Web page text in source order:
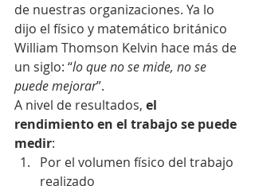
de nuestras organizaciones. Ya lo
dijo el físico y matemático británico
William Thomson Kelvin hace más de
un siglo: “lo que no se mide, no se
puede mejorar”.
A nivel de resultados, el
rendimiento en el trabajo se puede
medir:
Por el volumen físico del trabajo
realizado